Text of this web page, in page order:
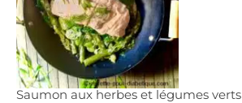
Saumon aux herbes et légumes verts